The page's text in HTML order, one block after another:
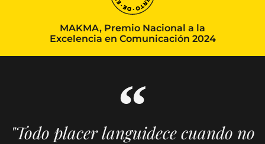
MAKMA, Premio Nacional a la
Excelencia en Comunicación 2024
"Todo placer languidece cuando no